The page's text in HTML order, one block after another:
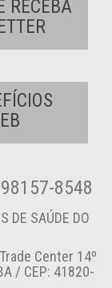
RECEBA
8548
DE SAÚDE DO
Center 14º
/ CEP: 41820-